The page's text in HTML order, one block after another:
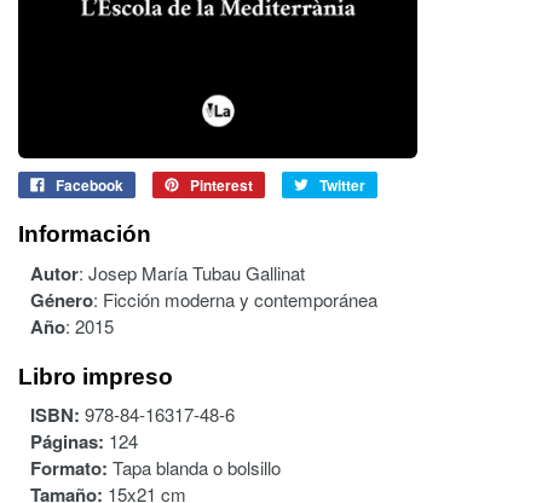
Facebook Pinterest Twitter
Información
Autor: Josep María Tubau Gallinat
Género: Ficción moderna y contemporánea
Año: 2015
Libro impreso
ISBN: 978-84-16317-48-6
Páginas: 124
Formato: Tapa blanda o bolsillo
Tamaño: 15x21 cm